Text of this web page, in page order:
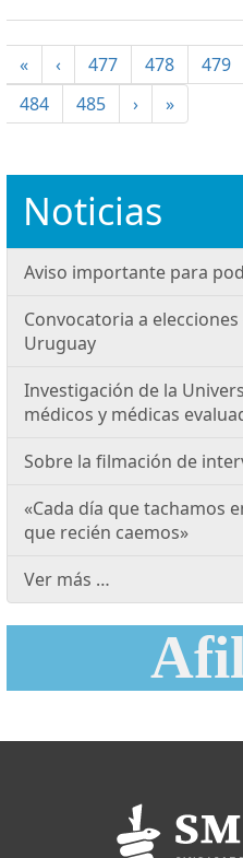
« ‹ 477 478 479
484
485 › »
Noticias
Aviso importante para
Convocatoria a
Uruguay
Investigación de la
médicos y médicas
Sobre la filmación de
«Cada día que tachamos
que recién caemos»
Ver más …